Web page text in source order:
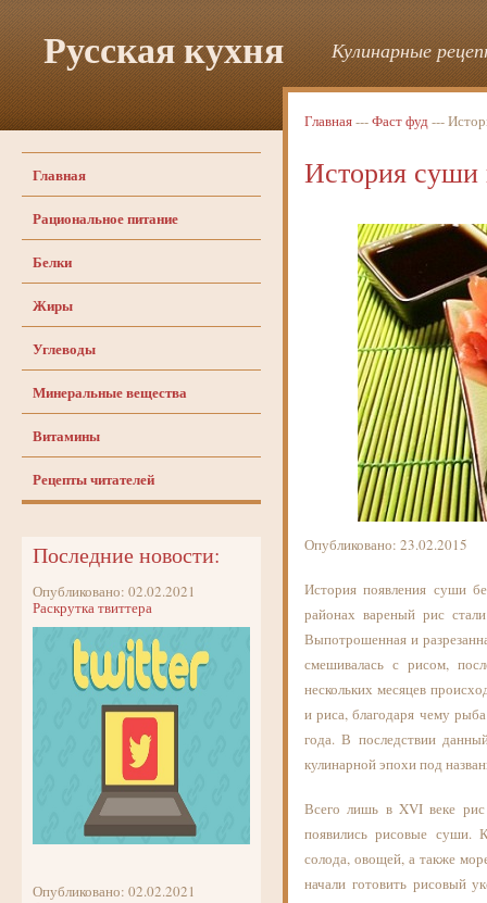
Русская кухня Кулинарные
Главная
Рациональное питание
Белки
Жиры
Углеводы
Минеральные вещества
Витамины
Рецепты читателей
Последние новости:
Опубликовано: 02.02.2021
Раскрутка твиттера
Опубликовано: 02.02.2021
Главная---Фаст фуд ---
История суши
Опубликовано: 23.02.2015
История появления суши
районах вареный рис
Выпотрошенная и
смешивалась с рисом,
нескольких месяцев
и риса, благодаря чему
года. В последствии
кулинарной эпохи под
Всего лишь в XVI веке
появились рисовые суши.
солода, овощей, а также
начали готовить рисовый